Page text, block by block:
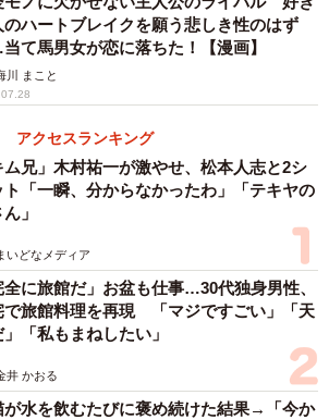
戻したいですか？（提供画像）
とがある」と回答した男性179人と女性
りを戻したいですか」と聞いたとこ
性は14％が「よりを戻したいと思う」
と回答した男女112人に「よりを戻した
えてもらったところ、「不意に楽しい
時」（男性28歳）、「忘れられないか
のハートブレイクを願う悲しき性のはず
て馬男女が恋に落ちた！【漫画】
川 まこと
アクセスランキング
ム兄」木村祐一が激やせ、松本人志と2シ
ト「一瞬、分からなかったわ」「テキヤの
」
いどなメディア
全に旅館だ」お盆も仕事…30代独身男性、
で旅館料理を再現 「マジですごい」「天
」「私もまねしたい」
井 かおる
が水を飲むたびに褒め続けた結果→「今か